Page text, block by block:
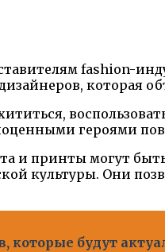
fashion-
которая
героями
и принты могут
культуры. Они
которые будут